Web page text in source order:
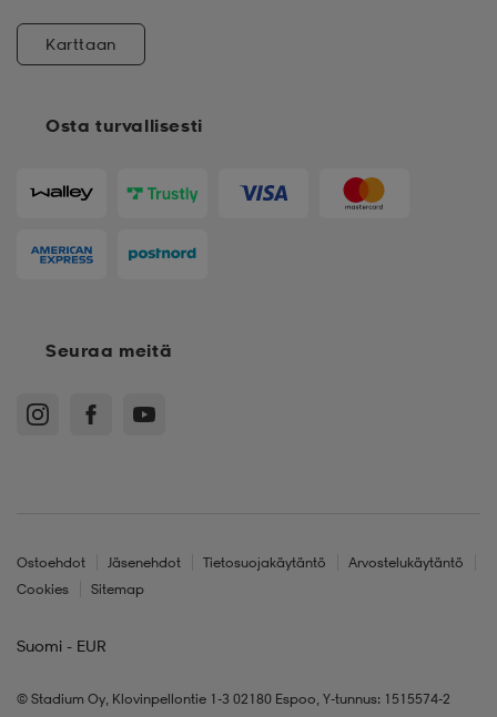
Osta turvallisesti
Karttaan
Seuraa meitä
Ostoehdot Jäsenehdot Tietosuojakäytäntö
Arvostelukäytäntö
Cookies
Sitemap
Suomi - EUR
© Stadium Oy, Klovinpellontie 1-3 02180 Espoo, Y-tunnus: 1515574-2